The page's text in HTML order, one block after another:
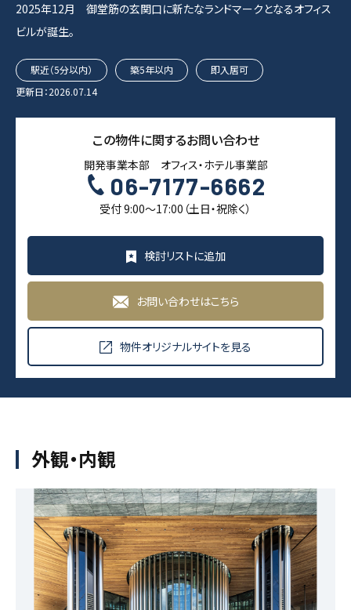
2025年12月 御堂筋の玄関口に新たなランドマークとなるオフィス
ビルが誕生。
駅近（5分以内） 築5年以内
即入居可
更新日：2026.07.14
この物件に関するお問い合わせ
開発事業本部 オフィス・ホテル事業部
06-7177-6662
受付 9:00～17:00（土日・祝除く）
検討リストに追加
お問い合わせはこちら
物件オリジナルサイトを見る
外観・内観